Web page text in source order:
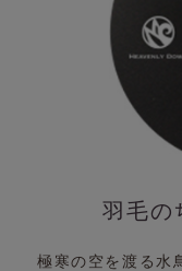
羽毛の
極寒の空を渡る水